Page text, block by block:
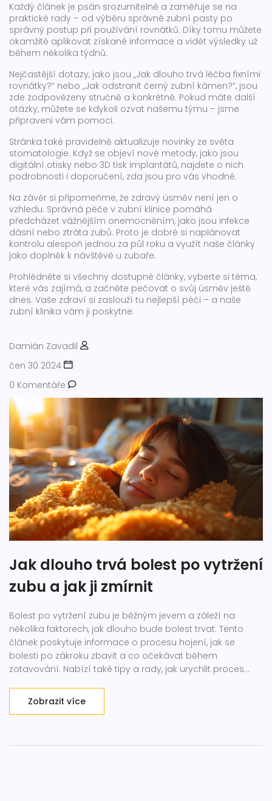
Každý článek je psán srozumitelně a zaměřuje se na
praktické rady – od výběru správné zubní pasty po
správný postup při používání rovnátků. Díky tomu můžete
okamžitě aplikovat získané informace a vidět výsledky už
během několika týdnů.
Nejčastější dotazy, jako jsou „Jak dlouho trvá léčba fixními
rovnátky?“ nebo „Jak odstranit černý zubní kámen?“, jsou
zde zodpovězeny stručně a konkrétně. Pokud máte další
otázky, můžete se kdykoli ozvat našemu týmu – jsme
připraveni vám pomoci.
Stránka také pravidelně aktualizuje novinky ze světa
stomatologie. Když se objeví nové metody, jako jsou
digitální otisky nebo 3D tisk implantátů, najdete o nich
podrobnosti i doporučení, zda jsou pro vás vhodné.
Na závěr si připomeňme, že zdravý úsměv není jen o
vzhledu. Správná péče v zubní klinice pomáhá
předcházet vážnějším onemocněním, jako jsou infekce
dásní nebo ztráta zubů. Proto je dobré si naplánovat
kontrolu alespoň jednou za půl roku a využít naše články
jako doplněk k návštěvě u zubaře.
Prohlédněte si všechny dostupné články, vyberte si téma,
které vás zajímá, a začněte pečovat o svůj úsměv ještě
dnes. Vaše zdraví si zaslouží tu nejlepší péči – a naše
zubní klinika vám ji poskytne.
Damián Zavadil
čen 30 2024
0 Komentáře
Jak dlouho trvá bolest po vytržení
zubu a jak ji zmírnit
Bolest po vytržení zubu je běžným jevem a záleží na
několika faktorech, jak dlouho bude bolest trvat. Tento
článek poskytuje informace o procesu hojení, jak se
bolesti po zákroku zbavit a co očekávat během
zotavování. Nabízí také tipy a rady, jak urychlit proces
Zobrazit více